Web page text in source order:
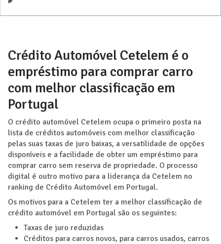
Crédito Automóvel Cetelem é o
empréstimo para comprar carro
com melhor classificação em
Portugal
O crédito automóvel Cetelem ocupa o primeiro posta na
lista de créditos automóveis com melhor classificação
pelas suas taxas de juro baixas, a versatilidade de opções
disponíveis e a facilidade de obter um empréstimo para
comprar carro sem reserva de propriedade. O processo
digital é outro motivo para a liderança da Cetelem no
ranking de Crédito Automóvel em Portugal.
Os motivos para a Cetelem ter a melhor classificação de
crédito automóvel em Portugal são os seguintes:
Taxas de juro reduzidas
Créditos para carros novos, para carros usados, carros